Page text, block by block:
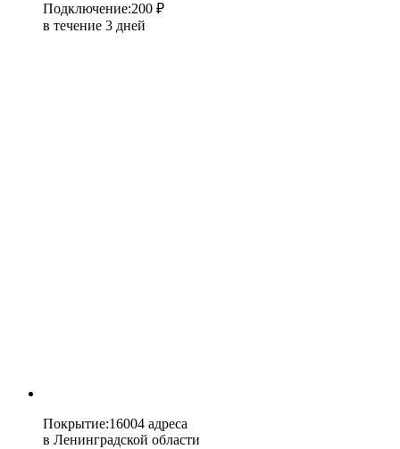
Подключение:200 ₽
в течение 3 дней
Покрытие:16004 адреса
в Ленинградской области